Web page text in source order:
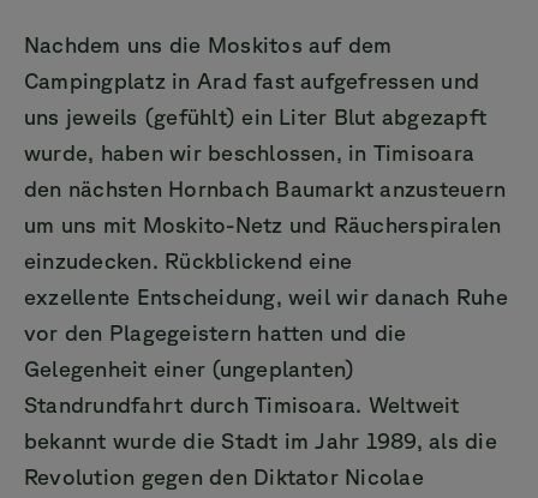
Nachdem uns die Moskitos auf dem
Campingplatz in Arad fast aufgefressen und
uns jeweils (gefühlt) ein Liter Blut abgezapft
wurde, haben wir beschlossen, in Timisoara
den nächsten Hornbach Baumarkt anzusteuern
um uns mit Moskito-Netz und Räucherspiralen
einzudecken. Rückblickend eine
exzellente Entscheidung, weil wir danach Ruhe
vor den Plagegeistern hatten und die
Gelegenheit einer (ungeplanten)
Standrundfahrt durch Timisoara. Weltweit
bekannt wurde die Stadt im Jahr 1989, als die
Revolution gegen den Diktator Nicolae